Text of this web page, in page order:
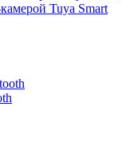
Tuya Smart